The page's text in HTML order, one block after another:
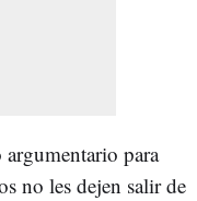
para
no les dejen salir de